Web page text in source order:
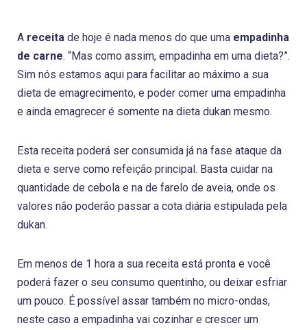
A receita de hoje é nada menos do que uma empadinha
de carne. “Mas como assim, empadinha em uma dieta?”.
Sim nós estamos aqui para facilitar ao máximo a sua
dieta de emagrecimento, e poder comer uma empadinha
e ainda emagrecer é somente na dieta dukan mesmo.
Esta receita poderá ser consumida já na fase ataque da
dieta e serve como refeição principal. Basta cuidar na
quantidade de cebola e na de farelo de aveia, onde os
valores não poderão passar a cota diária estipulada pela
dukan.
Em menos de 1 hora a sua receita está pronta e você
poderá fazer o seu consumo quentinho, ou deixar esfriar
um pouco. É possível assar também no micro-ondas,
neste caso a empadinha vai cozinhar e crescer um